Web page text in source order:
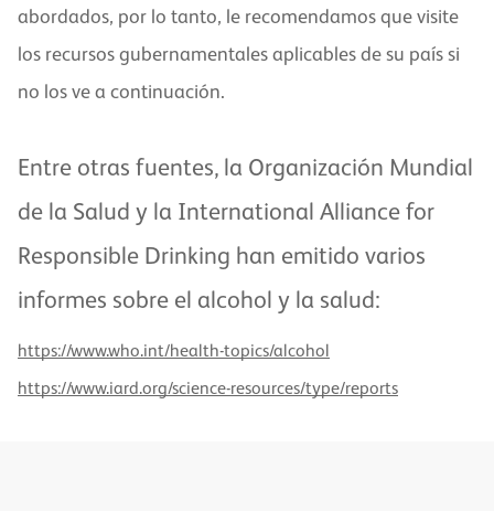
abordados, por lo tanto, le recomendamos que visite
los recursos gubernamentales aplicables de su país si
no los ve a continuación.
Entre otras fuentes, la Organización Mundial
de la Salud y la International Alliance for
Responsible Drinking han emitido varios
informes sobre el alcohol y la salud:
https://www.who.int/health-topics/alcohol
https://www.iard.org/science-resources/type/reports